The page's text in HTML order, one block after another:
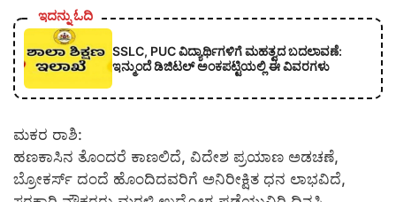
ಇದನ್ನು ಓದಿ
SSLC, PUC ವಿದ್ಯಾರ್ಥಿಗಳಿಗೆ ಮಹತ್ವದ ಬದಲಾವಣೆ:
ಇನ್ಮುಂದೆ ಡಿಜಿಟಲ್ ಅಂಕಪಟ್ಟಿಯಲ್ಲಿ ಈ ವಿವರಗಳು
ಮಕರ ರಾಶಿ:
ಹಣಕಾಸಿನ ತೊಂದರೆ ಕಾಣಲಿದೆ, ವಿದೇಶ ಪ್ರಯಾಣ ಅಡಚಣೆ,
ಬ್ರೋಕರ್ಸ್ ದಂದೆ ಹೊಂದಿದವರಿಗೆ ಅನಿರೀಕ್ಷಿತ ಧನ ಲಾಭವಿದೆ,